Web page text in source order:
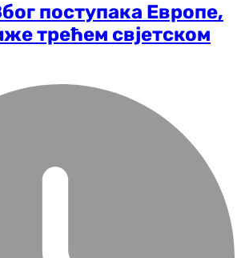
поступака Европе,
трећем свјетском